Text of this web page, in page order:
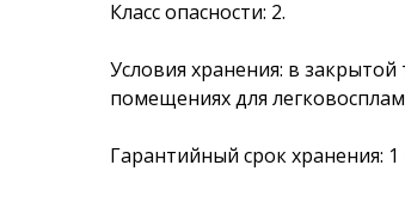
Класс опасности: 2.
Условия хранения: в
помещениях для
Гарантийный срок хранения: 1